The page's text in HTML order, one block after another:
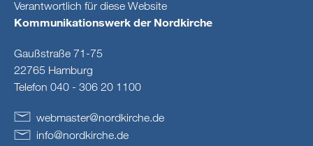
Verantwortlich für diese Website
Kommunikationswerk der Nordkirche
Gaußstraße 71-75
22765 Hamburg
Telefon 040 - 306 20 1100
webmaster@nordkirche de
info@nordkirche.de